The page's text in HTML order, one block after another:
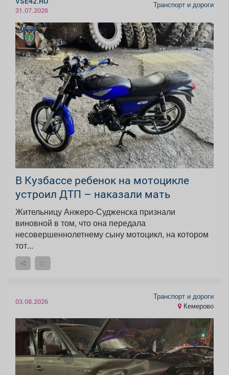
31.07.2026
Транспорт и дороги
В Кузбассе ребенок на мотоцикле
устроил ДТП – наказали мать
Жительницу Анжеро-Судженска признали
виновной в том, что она передала
несовершеннолетнему сыну мотоцикл, на котором
тот...
03.08.2026
Транспорт и дороги
Кемерово